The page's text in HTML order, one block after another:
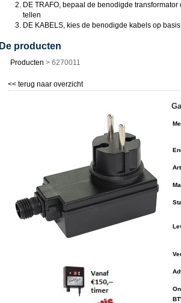
DE TRAFO, bepaal de benodigde
tellen
DE KABELS, kies de benodigde kabels op
De producten
Producten > 6270011
<< terug naar overzicht